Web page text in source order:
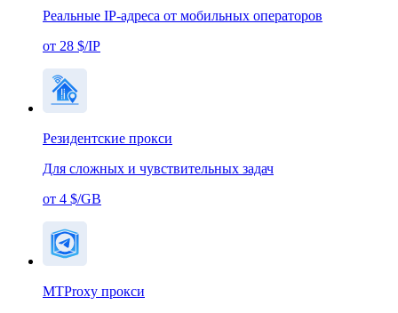
Реальные IP-адреса от мобильных операторов
от 28 $/IP
Резидентские прокси
Для сложных и чувствительных задач
от 4 $/GB
MTProxy прокси